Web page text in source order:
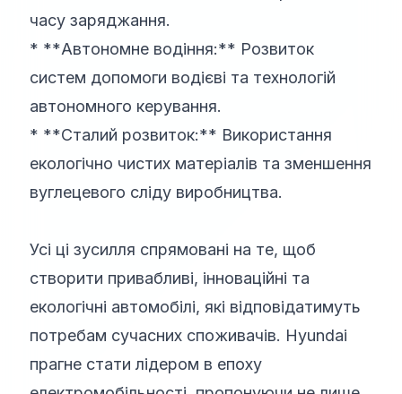
часу заряджання.
* **Автономне водіння:** Розвиток
систем допомоги водієві та технологій
автономного керування.
* **Сталий розвиток:** Використання
екологічно чистих матеріалів та зменшення
вуглецевого сліду виробництва.
Усі ці зусилля спрямовані на те, щоб
створити привабливі, інноваційні та
екологічні автомобілі, які відповідатимуть
потребам сучасних споживачів. Hyundai
прагне стати лідером в епоху